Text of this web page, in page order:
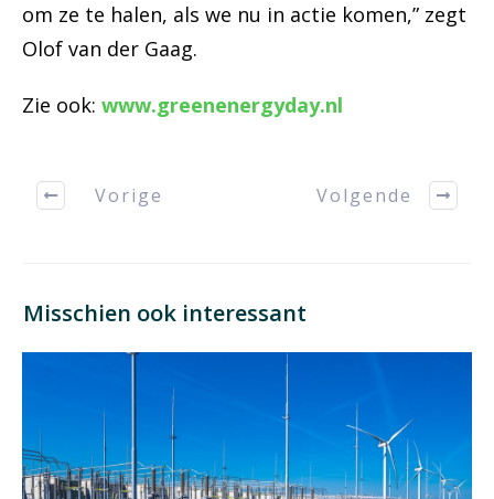
om ze te halen, als we nu in actie komen,” zegt
Olof van der Gaag.
Zie ook: www.greenenergyday.nl
Vorige Volgende
Misschien ook interessant